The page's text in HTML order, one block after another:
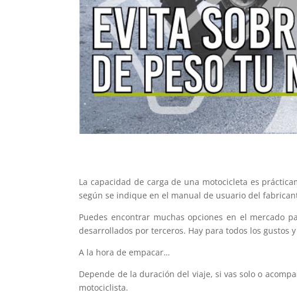
La capacidad de carga de una motocicleta es
según se indique en el manual de usuario del
Puedes encontrar muchas opciones en el mercado
desarrollados por terceros. Hay para todos los gustos
A la hora de empacar…
Depende de la duración del viaje, si vas solo o
motociclista.